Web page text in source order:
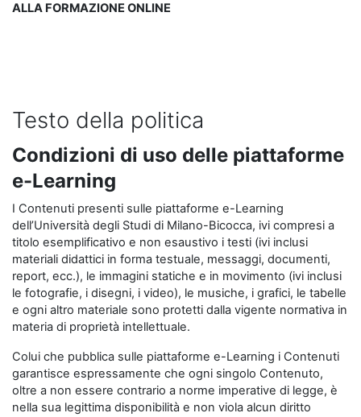
ALLA FORMAZIONE ONLINE
Testo della politica
Condizioni di uso delle piattaforme
e-Learning
I Contenuti presenti sulle piattaforme e-Learning
dell’Università degli Studi di Milano-Bicocca, ivi compresi a
titolo esemplificativo e non esaustivo i testi (ivi inclusi
materiali didattici in forma testuale, messaggi, documenti,
report, ecc.), le immagini statiche e in movimento (ivi inclusi
le fotografie, i disegni, i video), le musiche, i grafici, le tabelle
e ogni altro materiale sono protetti dalla vigente normativa in
materia di proprietà intellettuale.
Colui che pubblica sulle piattaforme e-Learning i Contenuti
garantisce espressamente che ogni singolo Contenuto,
oltre a non essere contrario a norme imperative di legge, è
nella sua legittima disponibilità e non viola alcun diritto